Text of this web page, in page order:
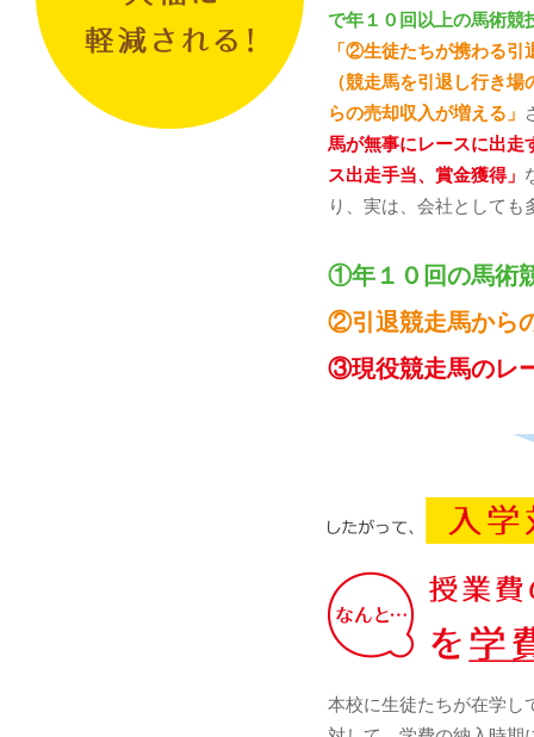
で年１０回以上の馬術競
「②生徒たちが携わる引
（競走馬を引退し行き
らの売却収入が増える」
馬が無事にレースに出走
ス出走手当、賞金獲得」
り、実は、会社として
①年１０回の馬術
②引退競走馬から
③現役競走馬のレ
本校に生徒たちが在学し